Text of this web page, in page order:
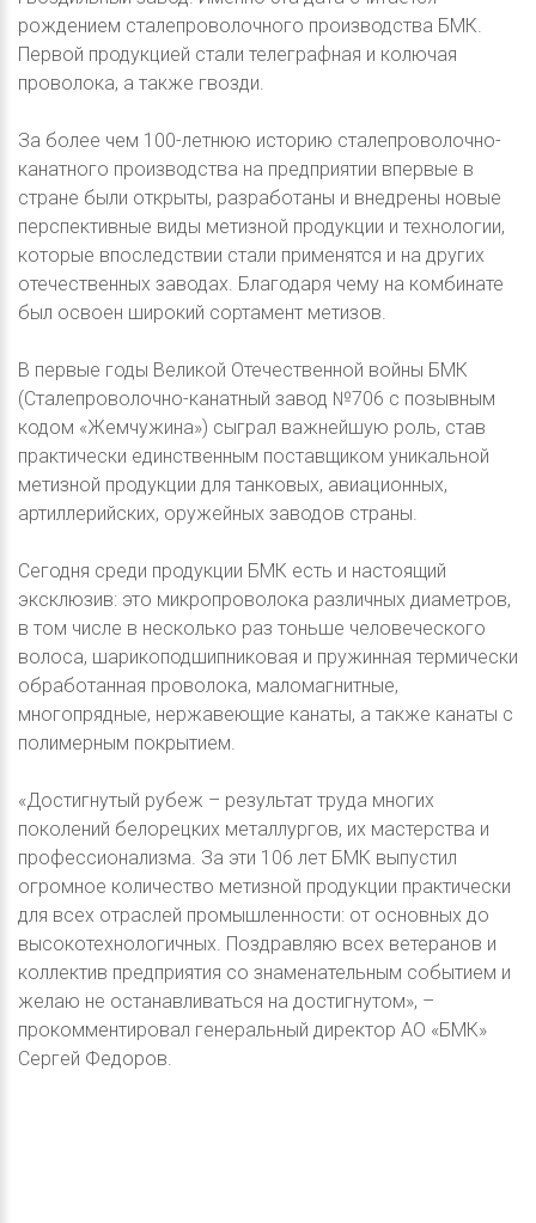
рождением сталепроволочного производства БМК.
Первой продукцией стали телеграфная и колючая
проволока, а также гвозди.
За более чем 100-летнюю историю сталепроволочно-
канатного производства на предприятии впервые в
стране были открыты, разработаны и внедрены новые
перспективные виды метизной продукции и технологии,
которые впоследствии стали применятся и на других
отечественных заводах. Благодаря чему на комбинате
был освоен широкий сортамент метизов.
В первые годы Великой Отечественной войны БМК
(Сталепроволочно-канатный завод №706 с позывным
кодом «Жемчужина») сыграл важнейшую роль, став
практически единственным поставщиком уникальной
метизной продукции для танковых, авиационных,
артиллерийских, оружейных заводов страны.
Сегодня среди продукции БМК есть и настоящий
эксклюзив: это микропроволока различных диаметров,
в том числе в несколько раз тоньше человеческого
волоса, шарикоподшипниковая и пружинная термически
обработанная проволока, маломагнитные,
многопрядные, нержавеющие канаты, а также канаты с
полимерным покрытием.
«Достигнутый рубеж – результат труда многих
поколений белорецких металлургов, их мастерства и
профессионализма. За эти 106 лет БМК выпустил
огромное количество метизной продукции практически
для всех отраслей промышленности: от основных до
высокотехнологичных. Поздравляю всех ветеранов и
коллектив предприятия со знаменательным событием и
желаю не останавливаться на достигнутом», –
прокомментировал генеральный директор АО «БМК»
Сергей Федоров.